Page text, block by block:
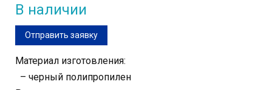
В наличии
Отправить заявку
Материал изготовления:
– черный полипропилен